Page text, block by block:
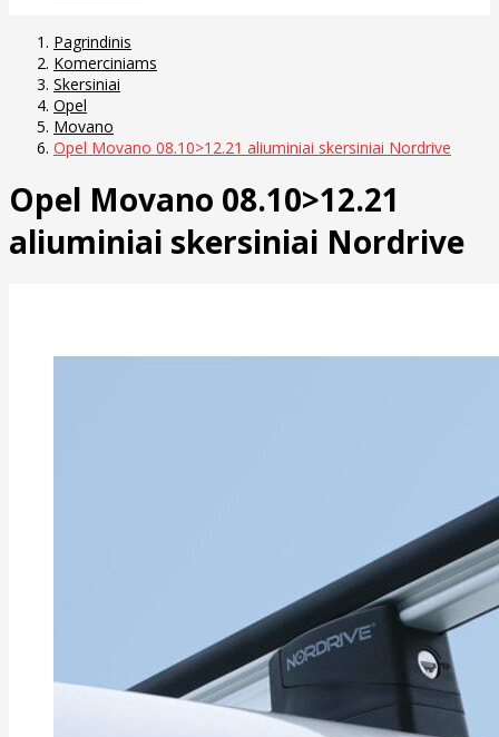
Pagrindinis
Komerciniams
Skersiniai
Opel
Movano
Opel Movano 08.10>12.21 aliuminiai skersiniai Nordrive
Opel Movano 08.10>12.21
aliuminiai skersiniai Nordrive